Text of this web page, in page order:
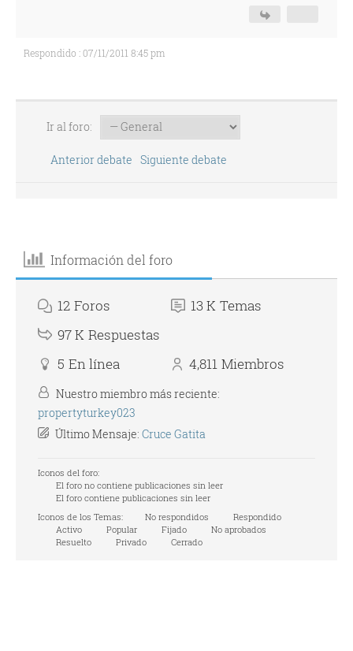
Respondido : 07/11/2011 8:45 pm
Ir al foro:
Anterior debate Siguiente debate
Información del foro
12 Foros 13 K Temas
97 K Respuestas
5 En línea 4,811 Miembros
Nuestro miembro más reciente:
propertyturkey023
Último Mensaje: Cruce Gatita
Iconos del foro:
El foro no contiene publicaciones sin leer
El foro contiene publicaciones sin leer
Iconos de los Temas:
No respondidos
Respondido
Activo
Popular Fijado
No aprobados
Resuelto
Privado Cerrado